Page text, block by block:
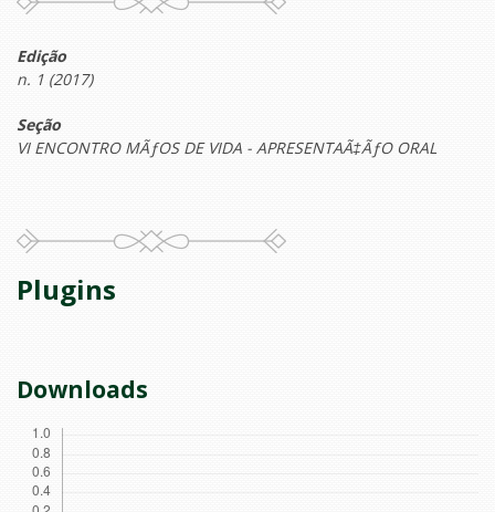
Edição
n. 1 (2017)
Seção
VI ENCONTRO MÃƒOS DE VIDA - APRESENTAÃ‡ÃƒO ORAL
Plugins
Downloads